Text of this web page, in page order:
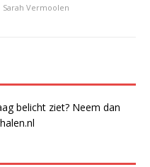
Sarah Vermoolen
belicht ziet? Neem dan